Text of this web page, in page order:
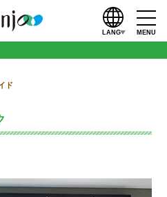
LANG MENU
ド